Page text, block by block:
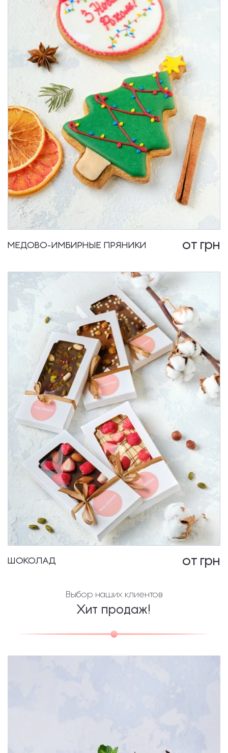
МЕДОВО-ИМБИРНЫЕ ПРЯНИКИ от грн
ШОКОЛАД от грн
Выбор наших клиентов
Хит продаж!